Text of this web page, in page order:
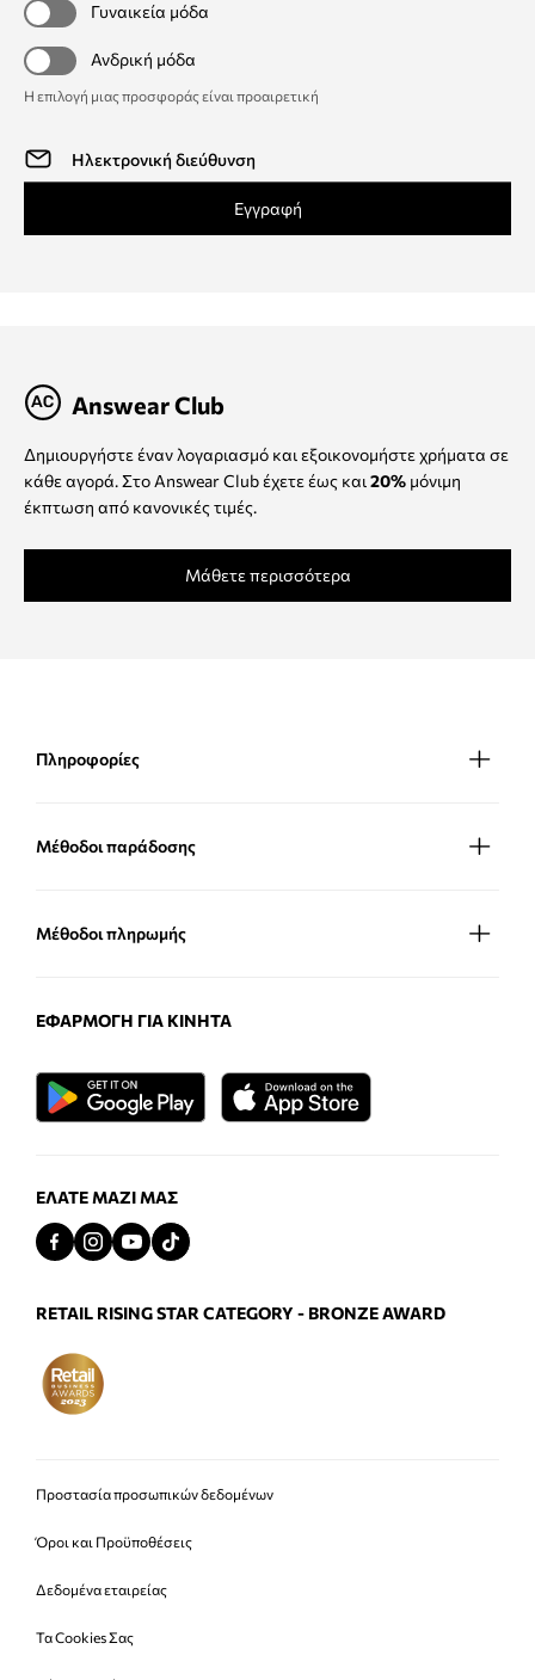
Γυναικεία μόδα
Ανδρική μόδα
Η επιλογή μιας προσφοράς είναι προαιρετική
Εγγραφή
Answear Club
Δημιουργήστε έναν λογαριασμό και εξοικονομήστε χρήματα σε
κάθε αγορά. Στο Answear Club έχετε έως και20% μόνιμη
έκπτωση από κανονικές τιμές.
Μάθετε περισσότερα
Πληροφορίες
Μέθοδοι παράδοσης
Μέθοδοι πληρωμής
ΕΦΑΡΜΟΓΉ ΓΙΑ ΚΙΝΗΤΆ
ΕΛΆΤΕ ΜΑΖΊ ΜΑΣ
RETAIL RISING STAR CATEGORY - BRONZE AWARD
Προστασία προσωπικών δεδομένων
Όροι και Προϋποθέσεις
Δεδομένα εταιρείας
Τα Cookies Σας